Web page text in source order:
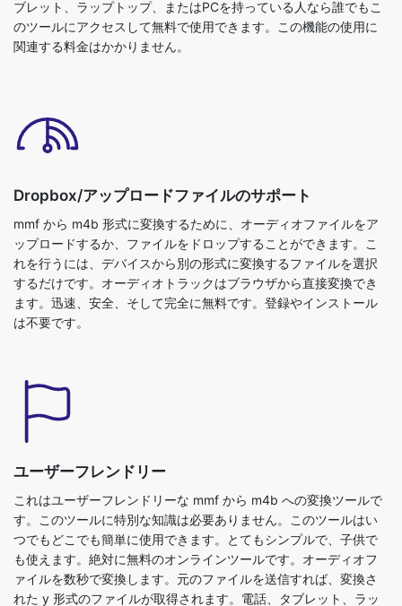
Dropbox/アップロードファイルのサポート
ップロードするか、ファイルをドロップすることができます。こ
れを行うには、デバイスから別の形式に変換するファイルを選択
するだけです。オーディオトラックはブラウザから直接変換でき
ます。迅速、安全、そして完全に無料です。登録やインストール
は不要です。
ユーザーフレンドリー
これはユーザーフレンドリーな mmf から m4b への変換ツールで
す。このツールに特別な知識は必要ありません。このツールはい
つでもどこでも簡単に使用できます。とてもシンプルで、子供で
も使えます。絶対に無料のオンラインツールです。オーディオフ
ァイルを数秒で変換します。元のファイルを送信すれば、変換さ
れた y 形式のファイルが取得されます。電話、タブレット、ラッ
プトップ、またはPCを持っている人なら誰でもこのツールにアク
セスして無料で使用できます。